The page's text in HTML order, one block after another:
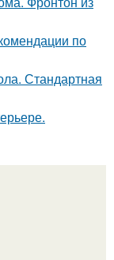
по
Стандартная